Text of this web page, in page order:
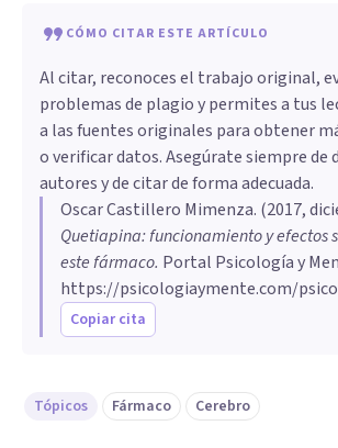
CÓMO CITAR ESTE ARTÍCULO
Al citar, reconoces el trabajo original,
problemas de plagio y permites a tus
a las fuentes originales para obtener
o verificar datos. Asegúrate siempre de
autores y de citar de forma adecuada.
Oscar Castillero Mimenza. (2017,
Quetiapina: funcionamiento y efectos
este fármaco. Portal Psicología y
https://psicologiaymente.com/
Copiar cita
Tópicos Fármaco Cerebro